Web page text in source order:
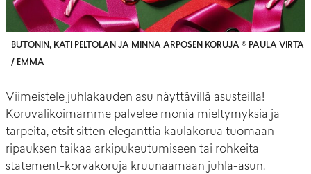
BUTONIN, KATI PELTOLAN JA MINNA ARPOSEN KORUJA © PAULA VIRTA
/ EMMA
Viimeistele juhlakauden asu näyttävillä asusteilla!
Koruvalikoimamme palvelee monia mieltymyksiä ja
tarpeita, etsit sitten eleganttia kaulakorua tuomaan
ripauksen taikaa arkipukeutumiseen tai rohkeita
statement-korvakoruja kruunaamaan juhla-asun.